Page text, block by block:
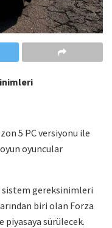
5 PC versiyonu ile
oyuncular
sistem gereksinimleri
biri olan Forza
piyasaya sürülecek.